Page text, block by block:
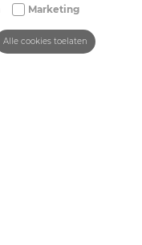
Marketing
Alle cookies toelaten
VIND ONS BEL ONS